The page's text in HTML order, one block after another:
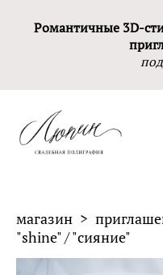
Романтичные 3D-
магазин >
"shine" / "сияние"